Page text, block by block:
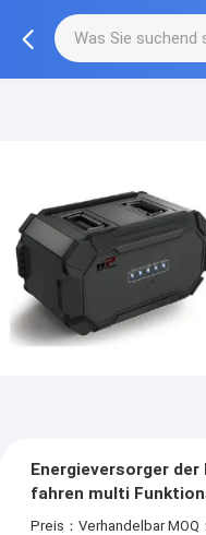
Energieversorger
fahren multi
Kapazitäts-Lithium
Preis：Verhandelbar MOQ